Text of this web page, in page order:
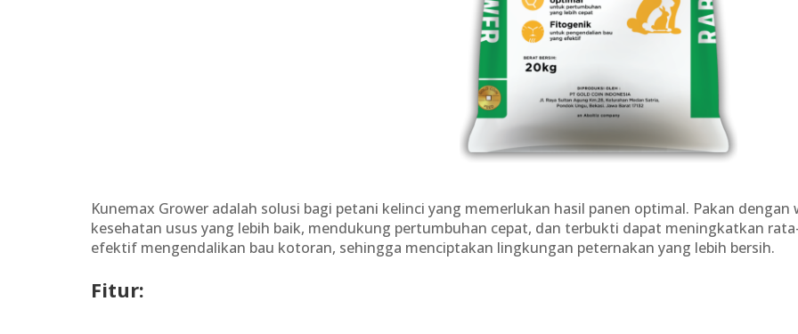
Kunemax Grower adalah solusi bagi petani kelinci yang memerlukan hasil panen optimal. Pakan
kesehatan usus yang lebih baik, mendukung pertumbuhan cepat, dan terbukti dapat meningkatkan
efektif mengendalikan bau kotoran, sehingga menciptakan lingkungan peternakan yang lebih bersih.
Fitur: